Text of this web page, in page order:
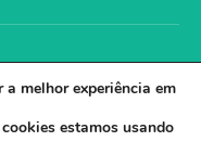
a melhor experiência em
estamos usando